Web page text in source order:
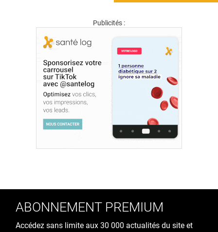
Publicités :
ABONNEMENT PREMIUM
Accédez sans limite aux 30 000 actualités du site et